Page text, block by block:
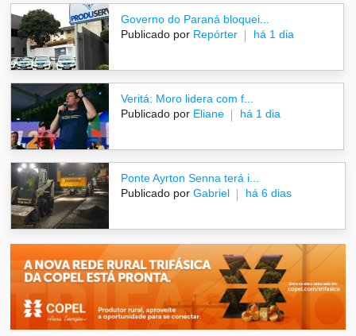
Governo do Paraná bloquei...
Publicado por Repórter há 1 dia
Veritá: Moro lidera com f...
Publicado por Eliane há 1 dia
Ponte Ayrton Senna terá i...
Publicado por Gabriel há 6 dias